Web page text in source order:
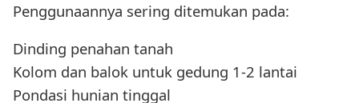
Penggunaannya sering ditemukan pada:
Dinding penahan tanah
Kolom dan balok untuk gedung 1-2 lantai
Pondasi hunian tinggal